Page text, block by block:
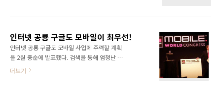
광입니다. 서평단에 선정되신 분께서는 성함, 블
(genie.yoon@gmail.com)로 보내주시기 바
랍..
의 패러다임을 송두리째 바꿔 놓았다는 데에서
찾을 수 있을 것이다. 어느 매체가 실시간으로 쌍
방향 커뮤니케이션이 가능하겠는가? 최근 부각
되고 있는 트위터와 같은 SNS, 소셜미디어도 이
고 그것들이 먹히고 있는 것이다. 하지만 이와 같
인터넷 공룡 구글도 모바일이 최우선!
인터넷 공룡 구글도 모바일 사업에 주력할 계획
을 2월 중순에 발표했다. 검색을 통해 엄청난 돈
을 번 구글이 다음 목표로 모바일을 지목한 것이
더보기